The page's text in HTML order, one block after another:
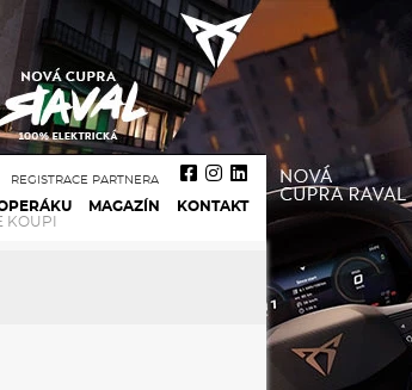
KOUPI
MAGAZÍN KONTAKT
REGISTRACE PARTNERA